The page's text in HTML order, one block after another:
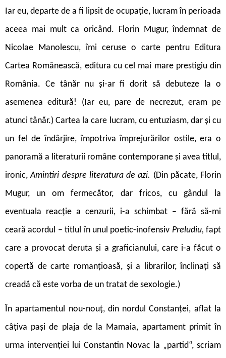
Iar eu, departe de a fi lipsit de ocupație, lucram în perioada
aceea mai mult ca oricând. Florin Mugur, îndemnat de
Nicolae Manolescu, îmi ceruse o carte pentru Editura
Cartea Românească, editura cu cel mai mare prestigiu din
România. Ce tânăr nu și-ar fi dorit să debuteze la o
asemenea editură! (Iar eu, pare de necrezut, eram pe
atunci tânăr.) Cartea la care lucram, cu entuziasm, dar și cu
un fel de îndârjire, împotriva împrejurărilor ostile, era o
panoramă a literaturii române contemporane și avea titlul,
ironic,Amintiri despre literatura de azi. (Din păcate, Florin
Mugur, un om fermecător, dar fricos, cu gândul la
eventuala reacție a cenzurii, i-a schimbat – fără să-mi
ceară acordul – titlul în unul poetic-inofensiv Preludiu, fapt
care a provocat deruta și a graficianului, care i-a făcut o
copertă de carte romanțioasă, și a librarilor, înclinați să
creadă că este vorba de un tratat de sexologie.)
În apartamentul nou-nouț, din nordul Constanței, aflat la
câțiva pași de plaja de la Mamaia, apartament primit în
urma intervenției lui Constantin Novac la „partid“, scriam